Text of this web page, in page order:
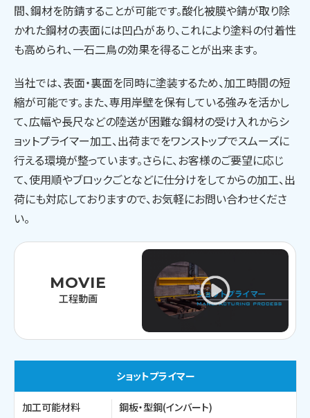
間、鋼材を防錆することが可能です。酸化被膜や錆が取り除
かれた鋼材の表面には凹凸があり、これにより塗料の付着性
も高められ、一石二鳥の効果を得ることが出来ます。
当社では、表面・裏面を同時に塗装するため、加工時間の短
縮が可能です。また、専用岸壁を保有している強みを活かし
て、広幅や長尺などの陸送が困難な鋼材の受け入れからシ
ョットプライマー加工、出荷までをワンストップでスムーズに
行える環境が整っています。さらに、お客様のご要望に応じ
て、使用順やブロックごとなどに仕分けをしてからの加工、出
荷にも対応しておりますので、お気軽にお問い合わせくださ
い。
MOVIE
工程動画
ショットプライマー
加工可能材料
鋼板・型鋼(インバート)